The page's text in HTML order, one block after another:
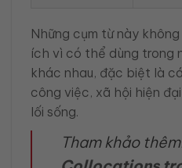
Những cụm từ này
ích vì có thể dùng trong
khác nhau, đặc biệt là
công việc, xã hội hiện
lối sống.
Tham khảo